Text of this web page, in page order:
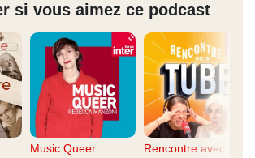
si vous aimez ce podcast
Music Queer
Rencontre avec un